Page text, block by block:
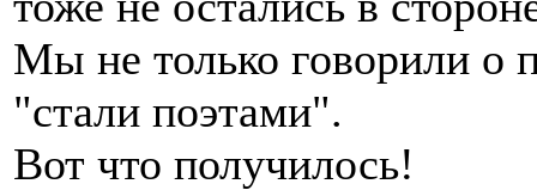
Мы не только говорили о
"стали поэтами".
Вот что получилось!